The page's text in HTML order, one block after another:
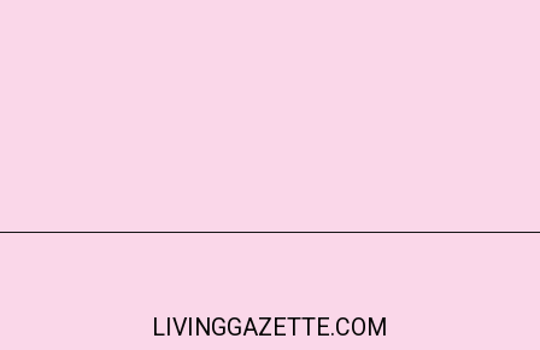
LIVINGGAZETTE.COM